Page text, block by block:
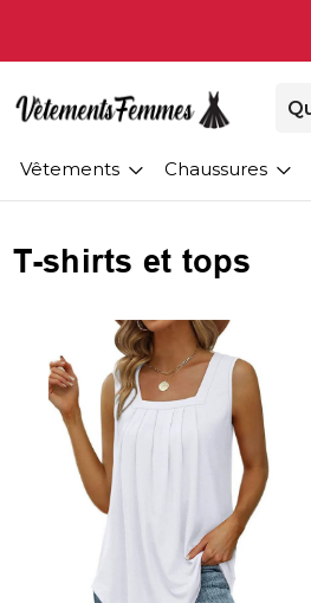
Vêtements Chaussures
T-shirts et tops